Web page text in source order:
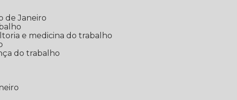
de Janeiro
e medicina do trabalho
do trabalho